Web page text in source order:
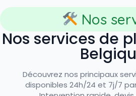
Nos
Nos services de
Découvrez nos principaux
disponibles 24h/24 et 7j/7